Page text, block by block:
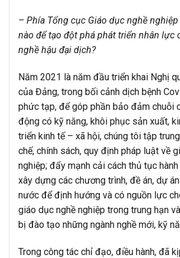
– Phía Tổng cục Giáo dục nghề
nào để tạo đột phá phát triển nhân lực
nghề hậu đại dịch?
Năm 2021 là năm đầu triển khai Nghị
của Đảng, trong bối cảnh dịch bệnh
phức tạp, để góp phần bảo đảm chuỗi
động có kỹ năng, khôi phục sản xuất,
triển kinh tế – xã hội, chúng tôi tập
chế, chính sách, quy định pháp luật về
nghiệp; đẩy mạnh cải cách thủ tục
xây dựng các chương trình, đề án, dự
nước để định hướng và có nguồn lực
giáo dục nghề nghiệp trong trung hạn
bị đào tạo những ngành nghề mới, kỹ
Trong công tác chỉ đạo, điều hành, đã